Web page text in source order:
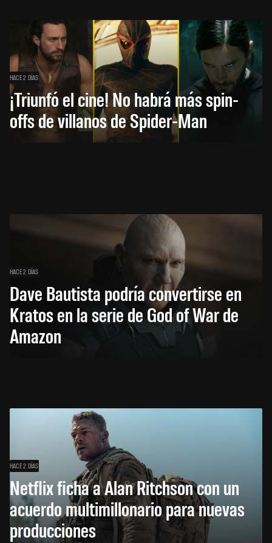
HACE 2 DÍAS
¡Triunfó el cine! No habrá más spin-
offs de villanos de Spider-Man
HACE 2 DÍAS
Dave Bautista podría convertirse en
Kratos en la serie de God of War de
Amazon
HACE 2 DÍAS
Netflix ficha a Alan Ritchson con un
acuerdo multimillonario para nuevas
producciones